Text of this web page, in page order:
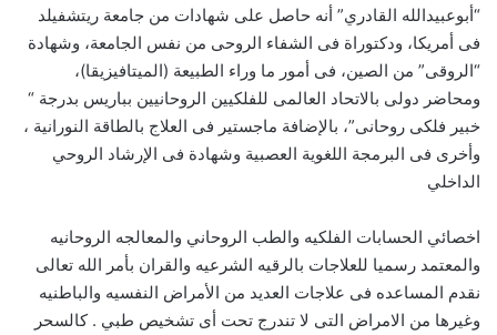
“أبوعبيدالله القادري” أنه حاصل على شهادات من جامعة ريتشفيلد
فى أمريكا، ودكتوراة فى الشفاء الروحى من نفس الجامعة، وشهادة
“الروقى” من الصين، فى أمور ما وراء الطبيعة (الميتافيزيقا)،
ومحاضر دولى بالاتحاد العالمى للفلكيين الروحانيين بباريس بدرجة “
خبير فلكى روحانى”، بالإضافة ماجستير فى العلاج بالطاقة النورانية ،
وأخرى فى البرمجة اللغوية العصبية وشهادة فى الإرشاد الروحي
الداخلي
اخصائي الحسابات الفلكيه والطب الروحاني والمعالجه الروحانيه
والمعتمد رسميا للعلاجات بالرقيه الشرعيه والقران بأمر الله تعالى
نقدم المساعده فى علاجات العديد من الأمراض النفسيه والباطنيه
وغيرها من الامراض التى لا تندرج تحت أى تشخيص طبي . كالسحر